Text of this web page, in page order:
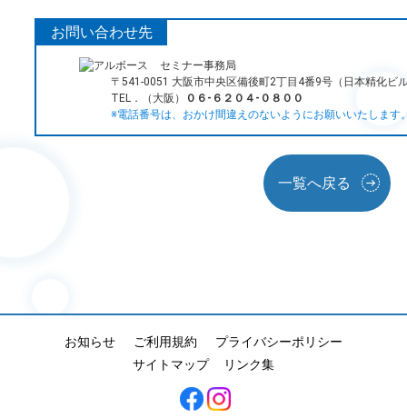
お問い合わせ先
セミナー事務局
〒541-0051 大阪市中央区備後町2丁目4番9号（日本精化ビ
TEL．（大阪）
０６‐６２０４‐０８００
※電話番号は、おかけ間違えのないようにお願いいたします
一覧へ戻る
お知らせ ご利用規約
プライバシーポリシー
サイトマップ
リンク集